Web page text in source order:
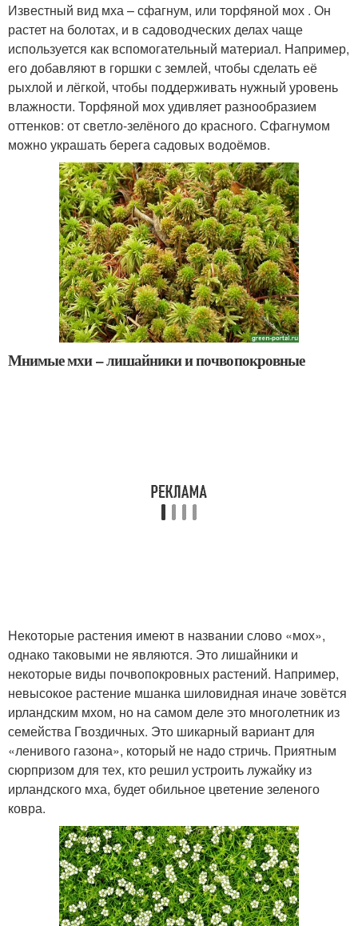
Известный вид мха – сфагнум, или торфяной мох . Он
растет на болотах, и в садоводческих делах чаще
используется как вспомогательный материал. Например,
его добавляют в горшки с землей, чтобы сделать её
рыхлой и лёгкой, чтобы поддерживать нужный уровень
влажности. Торфяной мох удивляет разнообразием
оттенков: от светло-зелёного до красного. Сфагнумом
можно украшать берега садовых водоёмов.
Мнимые мхи – лишайники и почвопокровные
Некоторые растения имеют в названии слово «мох»,
однако таковыми не являются. Это лишайники и
некоторые виды почвопокровных растений. Например,
невысокое растение мшанка шиловидная иначе зовётся
ирландским мхом, но на самом деле это многолетник из
семейства Гвоздичных. Это шикарный вариант для
«ленивого газона», который не надо стричь. Приятным
сюрпризом для тех, кто решил устроить лужайку из
ирландского мха, будет обильное цветение зеленого
ковра.